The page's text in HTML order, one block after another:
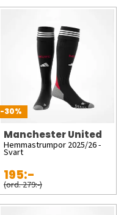
-30%
Manchester United
Hemmastrumpor 2025/26 -
Svart
195:-
(ord. 279:-)